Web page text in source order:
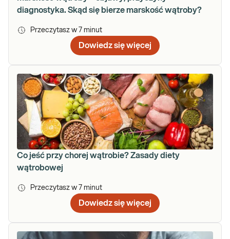
diagnostyka. Skąd się bierze marskość wątroby?
Przeczytasz w 7 minut
Dowiedz się więcej
Co jeść przy chorej wątrobie? Zasady diety
wątrobowej
Przeczytasz w 7 minut
Dowiedz się więcej